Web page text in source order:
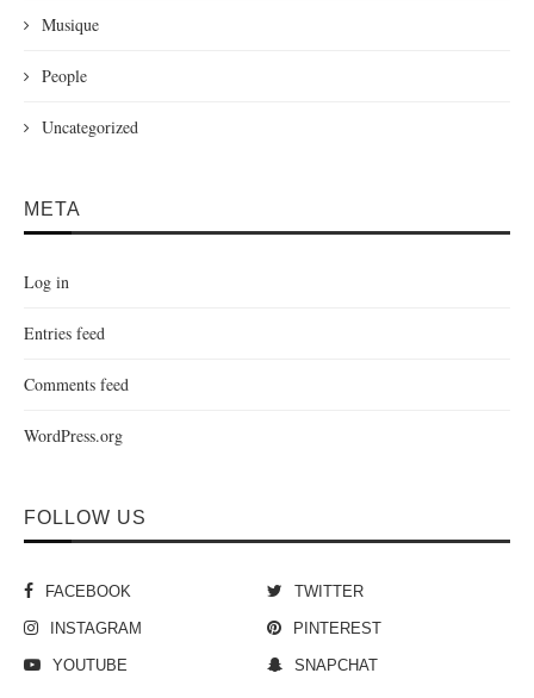
Musique
People
Uncategorized
META
Log in
Entries feed
Comments feed
WordPress.org
FOLLOW US
FACEBOOK TWITTER
INSTAGRAM PINTEREST
YOUTUBE SNAPCHAT